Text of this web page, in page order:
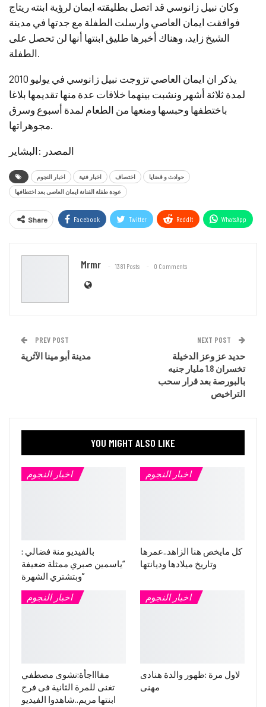
وكان نبيل زانوسي قد اتصل بطليقته ايمان لرؤية ابنته ريتاج
فوافقت ايمان العاصي وارسلت الطفلة مع جدتها في مدينة
الشيخ زايد، وهناك أخبرها طليق ابنتها أنها لن تحصل على
الطفلة.
يذكر ان ايمان العاصي تزوجت نبيل زانوسي في يوليو 2010
لمدة ثلاثة أشهر ونشبت بينهما خلافات عدة منها تقديمها بلاغا
باختطفها وحبسها ومنعها من الطعام لمدة أسبوع وسرق
مجوهراتها.
المصدر :البشاير
اخبار النجوم اخبار فنية اختصاف حوادث و قضايا
عودة طفلة الفنانة ايمان العاصى بعد اختطافها
Share Facebook Twitter ReddIt WhatsApp
Mrmr 1381 Posts 0 Comments
PREV POST
مدينة أبو مينا الآثرية
NEXT POST
حديد عز وعز الدخيلة
تخسران 1.8 مليار جنيه
بالبورصة بعد قرار سحب
التراخيص
YOU MIGHT ALSO LIKE
اخبار النجوم
بالفيديو منة فضالي :
“ياسمين صبري ممثلة ضعيفة
وبتشتري الشهرة”
اخبار النجوم
كل مايخص هنا الزاهد..عمرها
وتاريخ ميلادها وديانتها
اخبار النجوم
مفاااجأة:نشوى مصطفي
تغنى للمرة الثانية فى فرح
ابنتها مريم..شاهدوا الفيديو
اخبار النجوم
لاول مرة :ظهور والدة هنادى
مهنى